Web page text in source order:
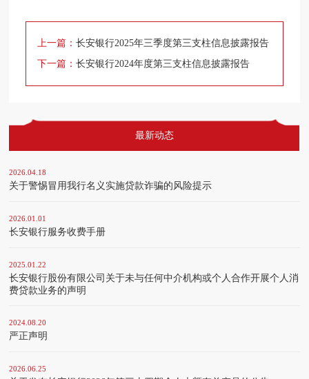
上一篇：长安银行2025年三季度第三支柱信息披露报告
下一篇：长安银行2024年度第三支柱信息披露报告
最新动态
2026.04.18
关于警惕冒用我行名义实施贷款诈骗的风险提示
2026.01.01
长安银行服务收费手册
2025.01.22
长安银行股份有限公司关于未与任何中介机构或个人合作开展个人消
费贷款业务的声明
2024.08.20
严正声明
2026.06.25